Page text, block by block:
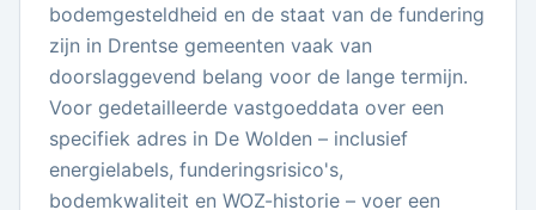
bodemgesteldheid en de staat van de fundering
zijn in Drentse gemeenten vaak van
doorslaggevend belang voor de lange termijn.
Voor gedetailleerde vastgoeddata over een
specifiek adres in De Wolden – inclusief
energielabels, funderingsrisico's,
bodemkwaliteit en WOZ-historie – voer een